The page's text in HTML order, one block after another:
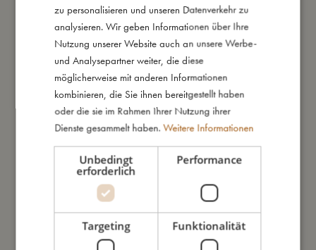
Daraus bin ich gemacht
So kannst Du mich pflegen
Meine Daten
Das könnte dir auch gefallen
ENGLISH
GERMAN
zu personalisieren und unseren Datenverkehr zu
analysieren. Wir geben Informationen über Ihre
Nutzung unserer Website auch an unsere Werbe-
und Analysepartner weiter, die diese
möglicherweise mit anderen Informationen
kombinieren, die Sie ihnen bereitgestellt haben
oder die sie im Rahmen Ihrer Nutzung ihrer
Dienste gesammelt haben. Weitere Informationen
Unbedingt
erforderlich
Performance
Targeting Funktionalität